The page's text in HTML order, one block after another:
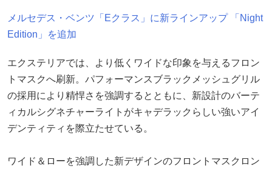
メルセデス・ベンツ「Eクラス」に新ラインアップ 「Night
Edition」を追加
エクステリアでは、より低くワイドな印象を与えるフロン
トマスクへ刷新。パフォーマンスブラックメッシュグリル
の採用により精悍さを強調するとともに、新設計のバーテ
ィカルシグネチャーライトがキャデラックらしい強いアイ
デンティティを際立たせている。
ワイド＆ローを強調した新デザインのフロントマスクロン